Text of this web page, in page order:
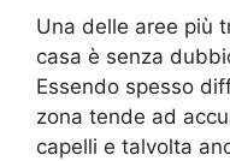
Una delle aree più
casa è senza
Essendo spesso
zona tende ad
capelli e talvolta